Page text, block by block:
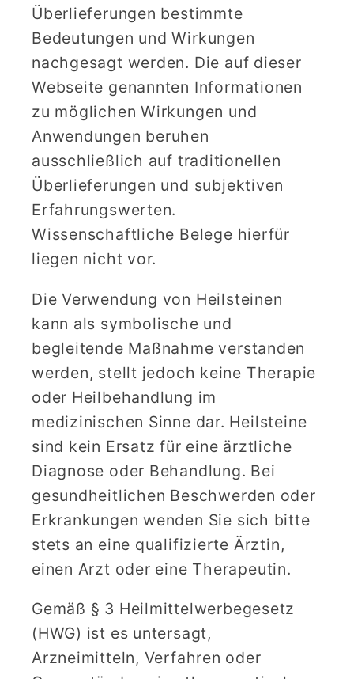
Überlieferungen bestimmte
Bedeutungen und Wirkungen
nachgesagt werden. Die auf dieser
Webseite genannten Informationen
zu möglichen Wirkungen und
Anwendungen beruhen
ausschließlich auf traditionellen
Überlieferungen und subjektiven
Erfahrungswerten.
Wissenschaftliche Belege hierfür
liegen nicht vor.
Die Verwendung von Heilsteinen
kann als symbolische und
begleitende Maßnahme verstanden
werden, stellt jedoch keine Therapie
oder Heilbehandlung im
medizinischen Sinne dar. Heilsteine
sind kein Ersatz für eine ärztliche
Diagnose oder Behandlung. Bei
gesundheitlichen Beschwerden oder
Erkrankungen wenden Sie sich bitte
stets an eine qualifizierte Ärztin,
einen Arzt oder eine Therapeutin.
Gemäß § 3 Heilmittelwerbegesetz
(HWG) ist es untersagt,
Arzneimitteln, Verfahren oder